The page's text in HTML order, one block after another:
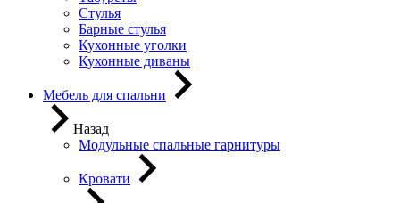
Стулья
Барные стулья
Кухонные уголки
Кухонные диваны
Мебель для спальни
Назад
Модульные спальные гарнитуры
Кровати